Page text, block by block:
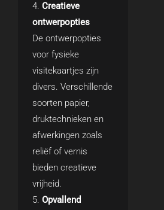
Creatieve
ontwerpopties
De ontwerpopties
voor fysieke
visitekaartjes zijn
divers. Verschillende
soorten papier,
druktechnieken en
afwerkingen zoals
reliëf of vernis
bieden creatieve
vrijheid.
Opvallend